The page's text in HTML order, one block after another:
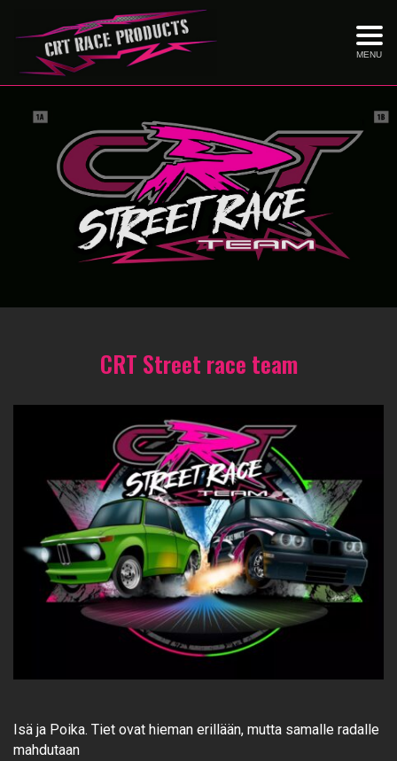
MENU
CRT Street race team
Isä ja Poika. Tiet ovat hieman erillään, mutta samalle radalle
mahdutaan